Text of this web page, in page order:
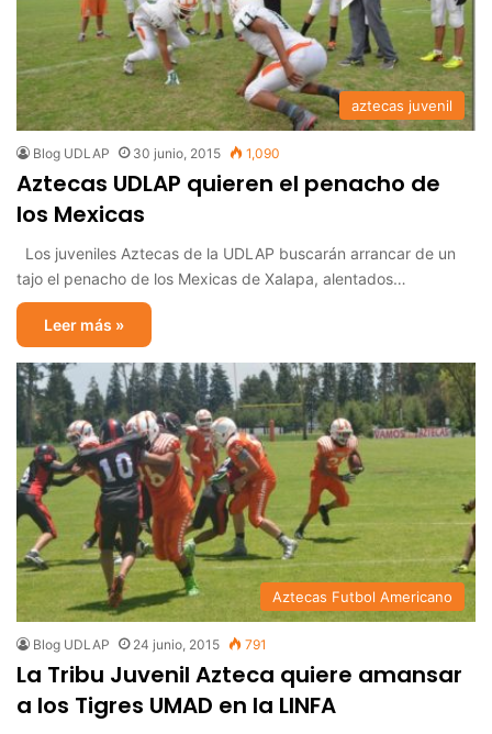
aztecas juvenil
Blog UDLAP 30 junio, 2015 1,090
Aztecas UDLAP quieren el penacho de
los Mexicas
Los juveniles Aztecas de la UDLAP buscarán arrancar de un
tajo el penacho de los Mexicas de Xalapa, alentados…
Leer más »
Aztecas Futbol Americano
Blog UDLAP 24 junio, 2015 791
La Tribu Juvenil Azteca quiere amansar
a los Tigres UMAD en la LINFA